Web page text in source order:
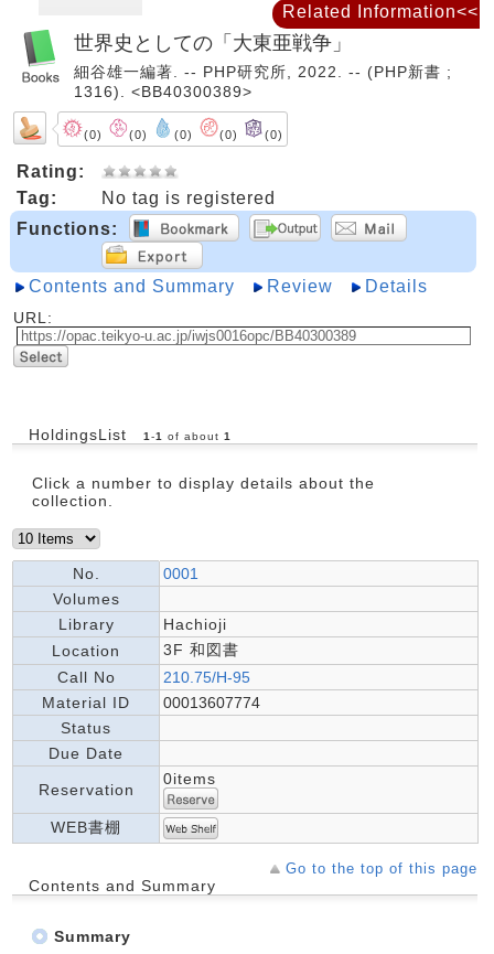
世界史としての「大東亜戦争」
細谷雄一編著. -- PHP研究所, 2022. -- (PHP新書 ;
1316). <BB40300389>
(0) (0) (0) (0) (0)
Rating:
Tag:
No tag is registered
Functions:
Contents and Summary Review Details
URL:
HoldingsList 1 -1 of about 1
Click a number to display details about the
collection.
No.
0001
Volumes
Library
Hachioji
Location
3F 和図書
Call No
210.75/H-95
Material ID
00013607774
Status
Due Date
Reservation
0items
WEB書棚
Go to the top of this page
Contents and Summary
Summary
Related Information<<